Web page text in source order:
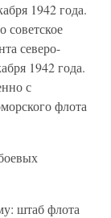
1942 года.
северо-
1942 года.
с
флота
штаб флота